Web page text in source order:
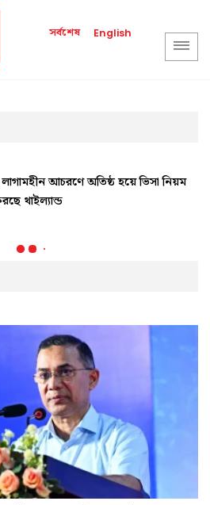
সর্বশেষ English
আচরণে অতিষ্ঠ হয়ে ভিসা নিয়ম
থাইল্যান্ড